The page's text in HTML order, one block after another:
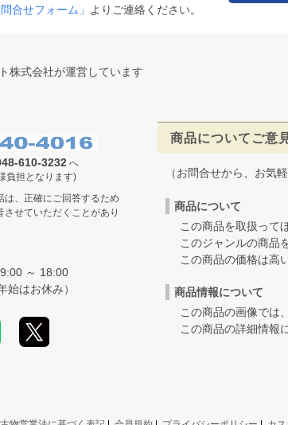
問合せフォーム」 よりご連絡ください。
株式会社が運営しています
610-3232 へ
負担となります)
は、正確にご回答するため
させていただくことがあり
～ 18:00
始はお休み）
商品についてご意
（お問合せから、お気
商品について
この商品を取扱って
このジャンルの商品
この商品の価格は高
商品情報について
この商品の画像では
この商品の詳細情報